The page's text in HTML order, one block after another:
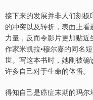
接下来的发展并非人们刻
的冲突以及转折，表面上
力量，反而令影片更加贴
作家米凯拉•穆尔嘉的同名
世。写这本书时，她刚被
许多自己对于生命的体悟。
得知自己是癌症末期的玛尔